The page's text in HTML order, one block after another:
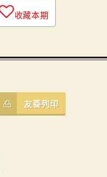
收藏本期
友善列印